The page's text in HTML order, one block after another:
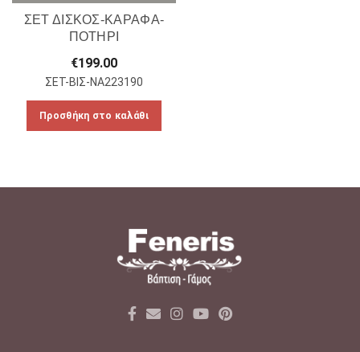
ΣΕΤ ΔΙΣΚΟΣ-ΚΑΡΑΦΑ-
ΠΟΤΗΡΙ
€199.00
ΣΕΤ-ΒΙΣ-NA223190
Προσθήκη στο καλάθι